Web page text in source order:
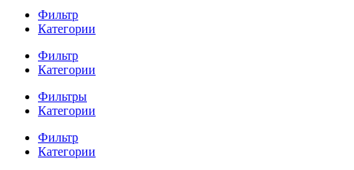
Фильтр
Категории
Фильтр
Категории
Фильтры
Категории
Фильтр
Категории